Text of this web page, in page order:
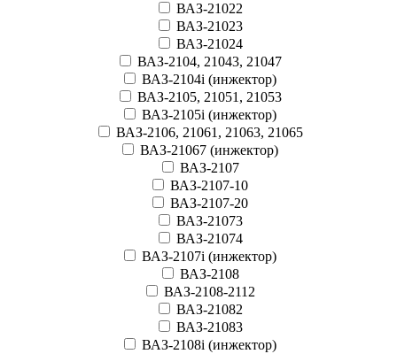
ВАЗ-21022
ВАЗ-21023
ВАЗ-21024
ВАЗ-2104, 21043, 21047
ВАЗ-2104i (инжектор)
ВАЗ-2105, 21051, 21053
ВАЗ-2105i (инжектор)
ВАЗ-2106, 21061, 21063, 21065
ВАЗ-21067 (инжектор)
ВАЗ-2107
ВАЗ-2107-10
ВАЗ-2107-20
ВАЗ-21073
ВАЗ-21074
ВАЗ-2107i (инжектор)
ВАЗ-2108
ВАЗ-2108-2112
ВАЗ-21082
ВАЗ-21083
ВАЗ-2108i (инжектор)